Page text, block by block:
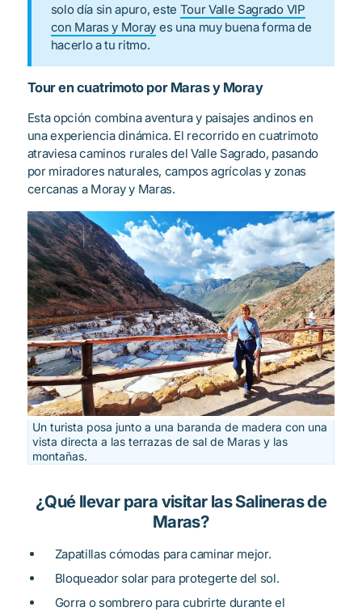
solo día sin apuro, este Tour Valle Sagrado VIP
con Maras y Moray es una muy buena forma de
hacerlo a tu ritmo.
Tour en cuatrimoto por Maras y Moray
Esta opción combina aventura y paisajes andinos en
una experiencia dinámica. El recorrido en cuatrimoto
atraviesa caminos rurales del Valle Sagrado, pasando
por miradores naturales, campos agrícolas y zonas
cercanas a Moray y Maras.
Un turista posa junto a una baranda de madera con una
vista directa a las terrazas de sal de Maras y las
montañas.
¿Qué llevar para visitar las Salineras de
Maras?
Zapatillas cómodas para caminar mejor.
Bloqueador solar para protegerte del sol.
Gorra o sombrero para cubrirte durante el